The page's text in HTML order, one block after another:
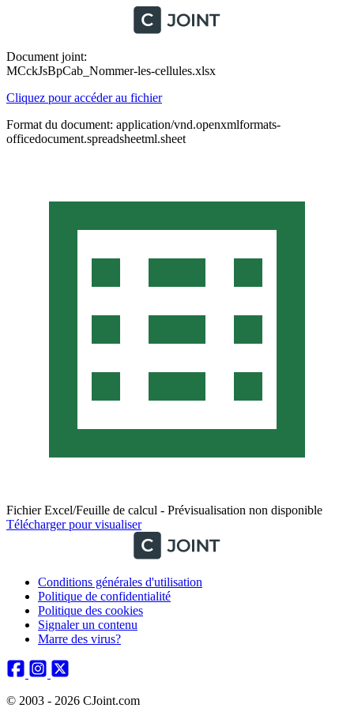
Document joint:
MCckJsBpCab_Nommer-les-cellules.xlsx
Cliquez pour accéder au fichier
Format du document: application/vnd.openxmlformats-
officedocument.spreadsheetml.sheet
Fichier Excel/Feuille de calcul - Prévisualisation non disponible
Télécharger pour visualiser
Conditions générales d'utilisation
Politique de confidentialité
Politique des cookies
Signaler un contenu
Marre des virus?
© 2003 - 2026 CJoint.com